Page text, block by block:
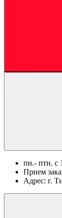
пн.- птн. c
Прием
Адрес: г.